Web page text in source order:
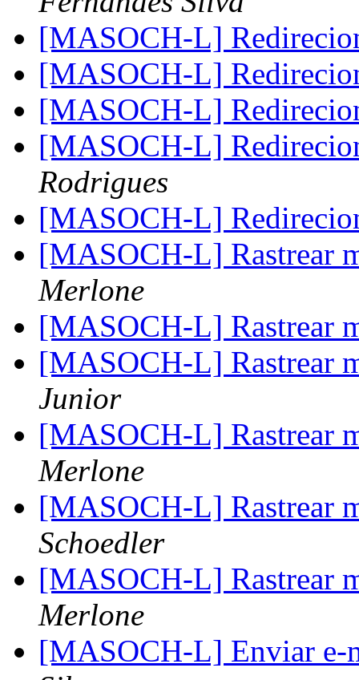
[MASOCH-L]
[MASOCH-L]
[MASOCH-L]
[MASOCH-L]
Rodrigues
[MASOCH-L]
[MASOCH-L] Rastrear
Merlone
[MASOCH-L] Rastrear
[MASOCH-L] Rastrear
Junior
[MASOCH-L] Rastrear
Merlone
[MASOCH-L] Rastrear
Schoedler
[MASOCH-L] Rastrear
Merlone
[MASOCH-L] Enviar